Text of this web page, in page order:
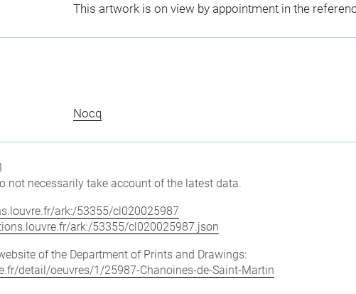
This artwork is on view by appointment in the
Nocq
not necessarily take account of the latest data.
ark:/53355/cl020025987
ark:/53355/cl020025987.json
of the Department of Prints and Drawings:
detail/oeuvres/1/25987-Chanoines-de-Saint-Martin